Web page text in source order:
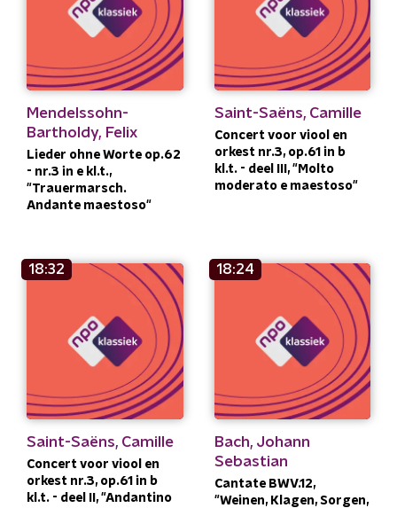
Mendelssohn-
Bartholdy, Felix
Lieder ohne Worte op.62
- nr.3 in e kl.t.,
"Trauermarsch.
Andante maestoso"
Saint-Saëns, Camille
Concert voor viool en
orkest nr.3, op.61 in b
kl.t. - deel III, "Molto
moderato e maestoso"
18:32
Saint-Saëns, Camille
Concert voor viool en
orkest nr.3, op.61 in b
kl.t. - deel II, "Andantino
18:24
Bach, Johann
Sebastian
Cantate BWV.12,
"Weinen, Klagen, Sorgen,